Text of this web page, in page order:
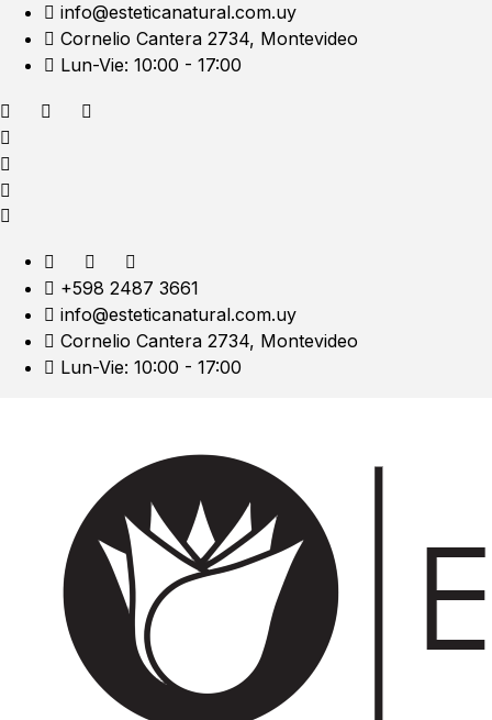
info@esteticanatural.com.uy
Cornelio Cantera 2734, Montevideo
Lun-Vie: 10:00 - 17:00
+598 2487 3661
info@esteticanatural.com.uy
Cornelio Cantera 2734, Montevideo
Lun-Vie: 10:00 - 17:00